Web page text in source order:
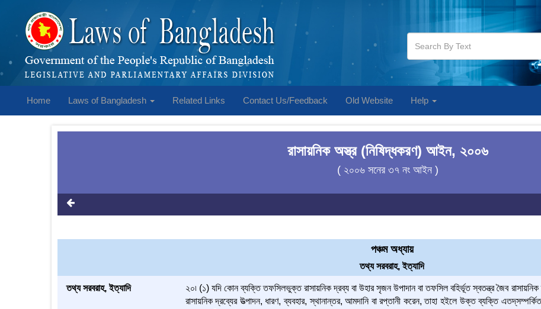
Home Laws of Bangladesh Related Links Contact Us/Feedback Old Website Help
রাসায়নিক অস্ত্র (নিষিদ্ধকরণ) আইন, ২০০৬
( ২০০৬ সনের ৩৭ নং আইন )
পঞ্চম অধ্যায়
তথ্য সরবরাহ, ইত্যাদি
তথ্য সরবরাহ, ইত্যাদি
২০৷ (১) যদি কোন ব্যক্তি তফসিলভুক্ত রাসায়নিক দ্রব্য বা উহার সৃজন উপাদান বা তফসিল বহির্ভূত স্বতন্ত্র জৈব
রাসায়নিক দ্রব্যের উত্পাদন, ধারণ, ব্যবহার, স্থানান্তর, আমদানি বা রপ্তানী করেন, তাহা হইলে উক্ত ব্যক্তি